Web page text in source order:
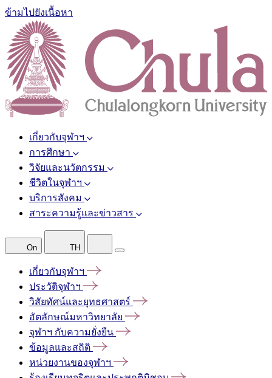
ข้ามไปยังเนื้อหา
เกี่ยวกับจุฬาฯ
การศึกษา
วิจัยและนวัตกรรม
ชีวิตในจุฬาฯ
บริการสังคม
สาระความรู้และข่าวสาร
On TH
เกี่ยวกับจุฬาฯ
ประวัติจุฬาฯ
วิสัยทัศน์และยุทธศาสตร์
อัตลักษณ์มหาวิทยาลัย
จุฬาฯ กับความยั่งยืน
ข้อมูลและสถิติ
หน่วยงานของจุฬาฯ